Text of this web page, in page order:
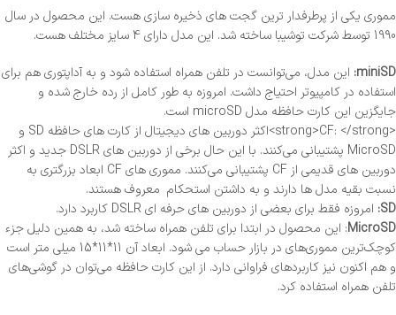
مموری یکی از پرطرفدار ترین گجت های ذخیره سازی هست. این محصول در سال
1990 توسط شرکت توشیبا ساخته شد. این مدل دارای 4 سایز مختلف هست.
miniSD: این مدل، می‌توانست در تلفن همراه استفاده شود و به آداپتوری هم برای
استفاده در کامپیوتر احتیاج داشت. امروزه به طور کامل از رده خارج شده و
جایگزین این کارت حافظه مدل microSD است.
<strong>CF: </strong>اکثر دوربین های دیجیتال از کارت های حافظه SD و
MicroSD پشتیبانی می‌کنند. با این حال برخی از دوربین های DSLR جدید و اکثر
دوربین های قدیمی از CF پشتیبانی می‌کنند. مموری های CF ابعاد بزرگتری به
نسبت بقیه مدل ها دارند و به داشتن استحکام معروف هستند.
SD: امروزه فقط برای بعضی از دوربین های حرفه ای DSLR کاربرد دارد.
MicroSD: این محصول در ابتدا برای تلفن همراه ساخته شد، به همین دلیل جزء
کوچک‌ترین مموری‌های در بازار حساب می‌ شود. ابعاد آن 11*11*15 میلی متر است
و هم اکنون نیز کاربردهای فراوانی دارد. از این کارت حافظه می‌توان در گوشی‌های
تلفن همراه استفاده کرد.